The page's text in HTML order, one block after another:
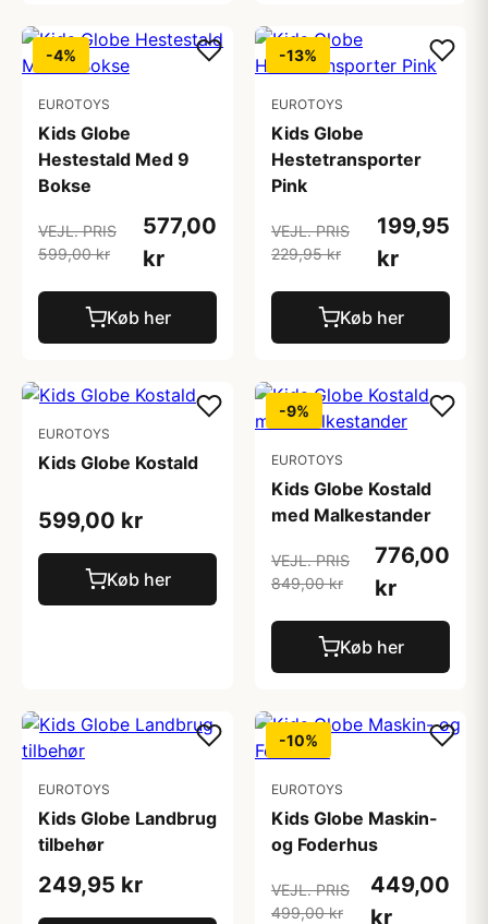
-4%
EUROTOYS
Kids Globe
Hestestald Med 9
Bokse
VEJL. PRIS
599,00 kr
577,00
kr
Køb her
-13%
EUROTOYS
Kids Globe
Hestetransporter
Pink
VEJL. PRIS
229,95 kr
199,95
kr
Køb her
EUROTOYS
Kids Globe Kostald
599,00 kr
Køb her
-9%
EUROTOYS
Kids Globe Kostald
med Malkestander
VEJL. PRIS
849,00 kr
776,00
kr
Køb her
EUROTOYS
Kids Globe Landbrug
tilbehør
249,95 kr
-10%
EUROTOYS
Kids Globe Maskin-
og Foderhus
VEJL. PRIS
499,00 kr
449,00
kr